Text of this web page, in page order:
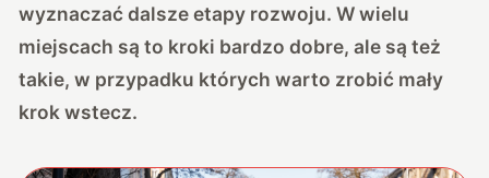
wyznaczać dalsze etapy rozwoju. W wielu
miejscach są to kroki bardzo dobre, ale są też
takie, w przypadku których warto zrobić mały
krok wstecz.